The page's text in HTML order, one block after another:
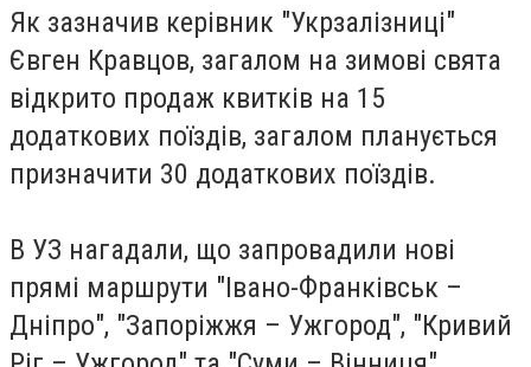
Як зазначив керівник "Укрзалізниці"
Євген Кравцов, загалом на зимові свята
відкрито продаж квитків на 15
додаткових поїздів, загалом планується
призначити 30 додаткових поїздів.
В УЗ нагадали, що запровадили нові
прямі маршрути "Івано-Франківськ –
Дніпро", "Запоріжжя – Ужгород", "Кривий